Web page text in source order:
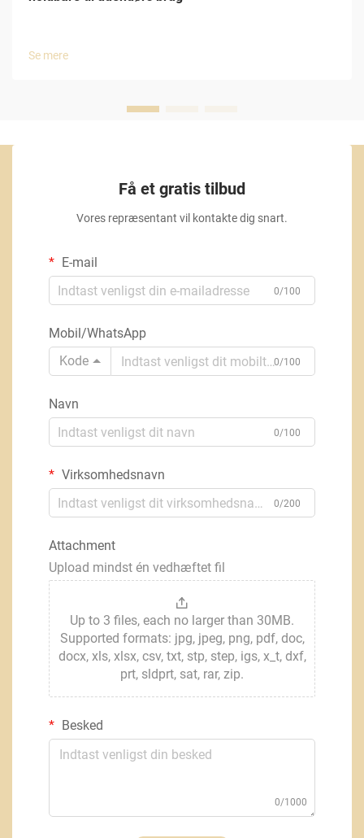
Se mere
Få et gratis tilbud
Vores repræsentant vil kontakte dig snart.
E-mail
0/100
Mobil/WhatsApp
Kode
0/100
Navn
0/100
Virksomhedsnavn
0/200
Attachment
Upload mindst én vedhæftet fil
Up to 3 files, each no larger than 30MB.
Supported formats: jpg, jpeg, png, pdf, doc,
docx, xls, xlsx, csv, txt, stp, step, igs, x_t, dxf,
prt, sldprt, sat, rar, zip.
Besked
0/1000